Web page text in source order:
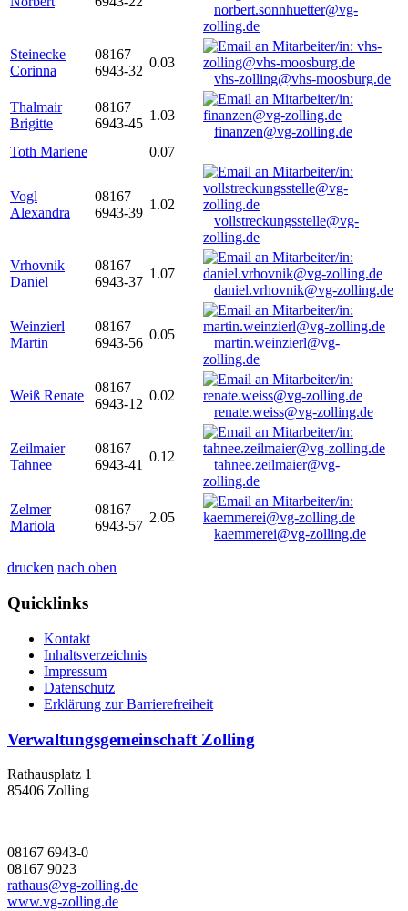
norbert.sonnhuetter@vg-
zolling.de
Steinecke
Corinna
08167
6943-32
0.03
vhs-zolling@vhs-moosburg.de
Thalmair
Brigitte
08167
6943-45
1.03
finanzen@vg-zolling.de
Toth Marlene
0.07
Vogl
Alexandra
08167
6943-39
1.02
vollstreckungsstelle@vg-
zolling.de
Vrhovnik
Daniel
08167
6943-37
1.07
daniel.vrhovnik@vg-zolling.de
Weinzierl
Martin
08167
6943-56
0.05
martin.weinzierl@vg-
zolling.de
Weiß Renate
08167
6943-12
0.02
renate.weiss@vg-zolling.de
Zeilmaier
Tahnee
08167
6943-41
0.12
tahnee.zeilmaier@vg-
zolling.de
Zelmer
Mariola
08167
6943-57
2.05
kaemmerei@vg-zolling.de
drucken nach oben
Quicklinks
Kontakt
Inhaltsverzeichnis
Impressum
Datenschutz
Erklärung zur Barrierefreiheit
Verwaltungsgemeinschaft Zolling
Rathausplatz 1
85406 Zolling
08167 6943-0
08167 9023
rathaus@vg-zolling.de
www.vg-zolling.de